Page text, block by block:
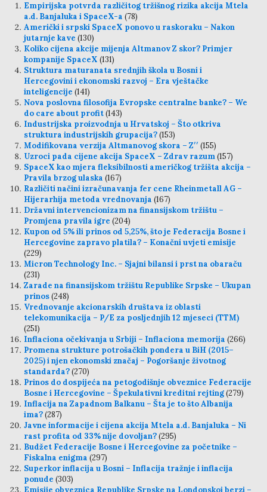
Empirijska potvrda različitog tržišnog rizika akcija Mtela
a.d. Banjaluka i SpaceX-a (78)
Američki i srpski SpaceX ponovo u raskoraku – Nakon
jutarnje kave (130)
Koliko cijena akcije mijenja Altmanov Z skor? Primjer
kompanije SpaceX (131)
Struktura maturanata srednjih škola u Bosni i
Hercegovini i ekonomski razvoj – Era vještačke
inteligencije (141)
Nova poslovna filosofija Evropske centralne banke? – We
do care about profit(143)
Industrijska proizvodnja u Hrvatskoj – Što otkriva
struktura industrijskih grupacija?(153)
Modifikovana verzija Altmanovog skora – Z′′ (155)
Uzroci pada cijene akcija SpaceX – Zdrav razum(157)
SpaceX kao mjera fleksibilnosti američkog tržišta akcija –
Pravila brzog ulaska (167)
Različiti načini izračunavanja fer cene Rheinmetall AG –
Hijerarhija metoda vrednovanja (167)
Državni intervencionizam na finansijskom tržištu –
Promjena pravila igre (204)
Kupon od 5% ili prinos od 5,25%, što je Federacija Bosne i
Hercegovine zapravo platila? – Konačni uvjeti emisije
(229)
Micron Technology Inc. – Sjajni bilansi i prst na obaraču
(231)
Zarade na finansijskom tržištu Republike Srpske – Ukupan
prinos(248)
Vrednovanje akcionarskih društava iz oblasti
telekomunikacija – P/E za posljednjih 12 mjeseci (TTM)
(251)
Inflaciona očekivanja u Srbiji – Inflaciona memorija (266)
Promena strukture potrošačkih pondera u BiH (2015–
2025) i njen ekonomski značaj – Pogoršanje životnog
standarda?(270)
Prinos do dospijeća na petogodišnje obveznice Federacije
Bosne i Hercegovine – Špekulativni kreditni rejting(279)
Inflacija na Zapadnom Balkanu – Šta je to što Albanija
ima?(287)
Javne informacije i cijena akcija Mtela a.d. Banjaluka – Ni
rast profita od 33% nije dovoljan?(295)
Budžet Federacije Bosne i Hercegovine za početnike –
Fiskalna enigma (297)
Superkor inflacija u Bosni – Inflacija tražnje i inflacija
ponude (303)